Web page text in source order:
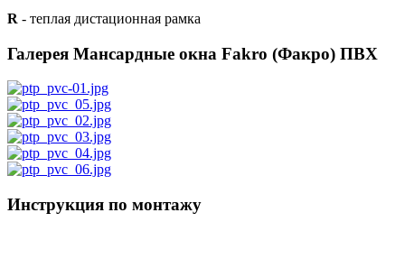
R - теплая дистационная рамка
Галерея Мансардные окна Fakro (Факро) ПВХ
Инструкция по монтажу